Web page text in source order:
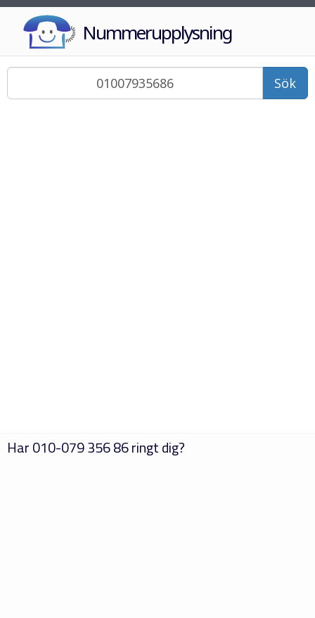
Nummerupplysning
Sök
Har010-079 356 86ringt dig?